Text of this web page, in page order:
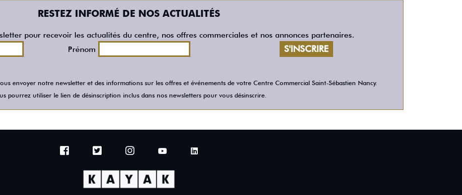
RESTEZ INFORMÉ DE NOS ACTUALITÉS
pour recevoir les actualités du centre, nos offres commerciales et nos annonces partenaires.
Prénom
envoyer notre newsletter et des informations sur les offres et événements de votre Centre Commercial Saint-Sébastien Nancy.
pourrez utiliser le lien de désinscription inclus dans nos newsletters pour vous désinscrire.